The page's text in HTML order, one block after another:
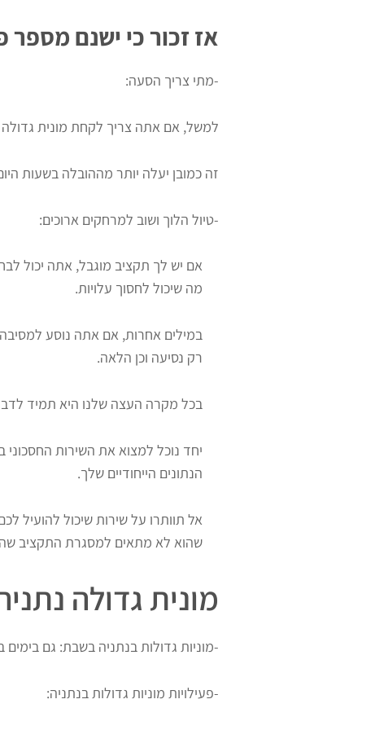
אז זכור כי ישנם
-מתי צריך הסעה:
למשל, אם אתה צריך לקחת מונית
זה כמובן יעלה יותר מההובלה בשעות
-טיול הלוך ושוב למרחקים ארוכים:
אם יש לך תקציב מוגבל, אתה יכול
מה שיכול לחסוך עלויות.
במילים אחרות, אם אתה נוסע
רק נסיעה וכן הלאה.
בכל מקרה העצה שלנו היא תמיד
יחד נוכל למצוא את השירות החסכוני
הנתונים הייחודיים שלך.
אל תוותרו על שירות שיכול להועיל
שהוא לא מתאים למסגרת התקציב
מונית גדולה
-מוניות גדולות בנתניה בשבת: גם בימים
-פעילויות מוניות גדולות בנתניה: